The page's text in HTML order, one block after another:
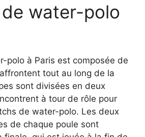
water-polo
polo à Paris est composée de
tout au long de la
sont divisées en deux
à tour de rôle pour
de water-polo. Les deux
de chaque poule sont